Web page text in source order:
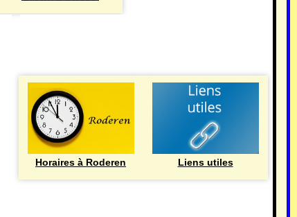
Horaires à Roderen Liens utiles